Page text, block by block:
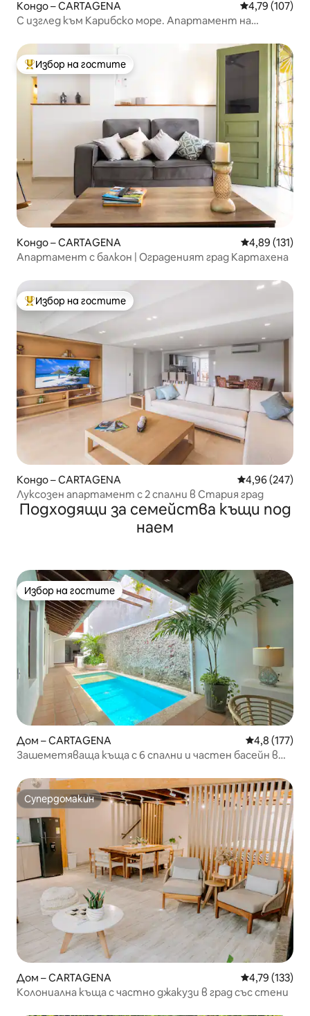
Кондо – CARTAGENA Средна
4,79 (107)
С изглед към Карибско море. Апартамент на
Най-популярен избор на гостите
Избор на гостите
Кондо – CARTAGENA Средна
4,89 (131)
Апартамент с балкон | Ограденият град Картахена
Най-популярен избор на гостите
Избор на гостите
Кондо – CARTAGENA Средна
4,96 (247)
Луксозен апартамент с 2 спални в Стария град
Подходящи за семейства къщи под
наем
Избор на гостите
Избор на гостите
Дом – CARTAGENA Средна
4,8 (177)
Зашеметяваща къща с 6 спални и частен басейн в
Супердомакин
Супердомакин
Дом – CARTAGENA Средна
4,79 (133)
Колониална къща с частно джакузи в град със стени